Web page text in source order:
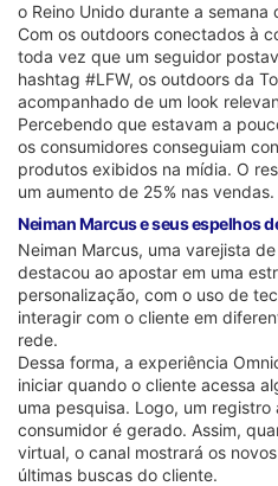
o Reino Unido durante a semana
Com os outdoors conectados à
toda vez que um seguidor
hashtag #LFW, os outdoors da
acompanhado de um look
Percebendo que estavam a
os consumidores conseguiam
produtos exibidos na mídia. O
um aumento de 25% nas vendas.
Neiman Marcus e seus espelhos
Neiman Marcus, uma varejista
destacou ao apostar em uma
personalização, com o uso de
interagir com o cliente em
rede.
Dessa forma, a experiência
iniciar quando o cliente acessa
uma pesquisa. Logo, um
consumidor é gerado. Assim,
virtual, o canal mostrará os
últimas buscas do cliente.